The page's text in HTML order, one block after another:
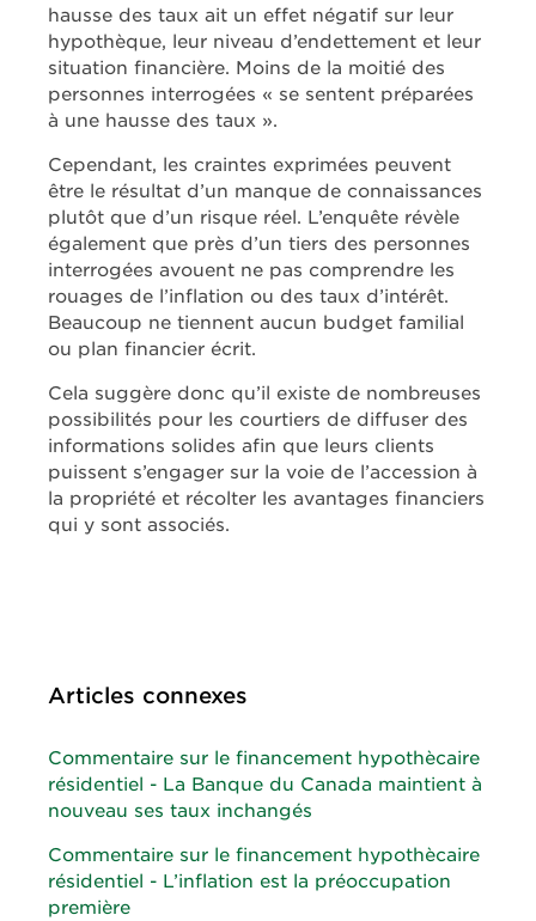
hausse des taux ait un effet négatif sur leur
hypothèque, leur niveau d’endettement et leur
situation financière. Moins de la moitié des
personnes interrogées « se sentent préparées
à une hausse des taux ».
Cependant, les craintes exprimées peuvent
être le résultat d’un manque de connaissances
plutôt que d’un risque réel. L’enquête révèle
également que près d’un tiers des personnes
interrogées avouent ne pas comprendre les
rouages de l’inflation ou des taux d’intérêt.
Beaucoup ne tiennent aucun budget familial
ou plan financier écrit.
Cela suggère donc qu’il existe de nombreuses
possibilités pour les courtiers de diffuser des
informations solides afin que leurs clients
puissent s’engager sur la voie de l’accession à
la propriété et récolter les avantages financiers
qui y sont associés.
Articles connexes
Commentaire sur le financement hypothècaire
résidentiel - La Banque du Canada maintient à
nouveau ses taux inchangés
Commentaire sur le financement hypothècaire
résidentiel - L’inflation est la préoccupation
première